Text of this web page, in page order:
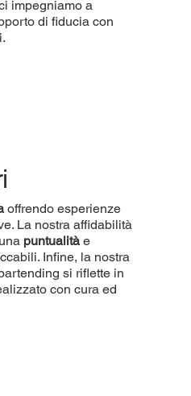
offrendo esperienze
La nostra affidabilità
puntualitàe
Infine, la nostra
si riflette in
con cura ed
impegniamo a
di fiducia con